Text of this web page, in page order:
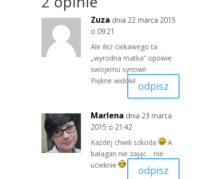
Zuza dnia 22 marca 2015
o 09:21
Ale ileż ciekawego ta
„wyrodna matka” opowie
swojemu synowi!
Piękne widoki! odpisz
Marlena dnia 23 marca
2015 o 21:42
Każdej chwili szkoda
A
bałagan nie zając… nie
ucieknie
odpisz